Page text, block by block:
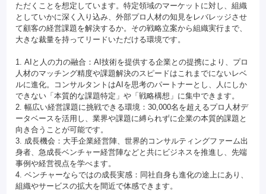
ただくことを想定しています。特定領域のマーケットに対し、組織
としていかに深く入り込み、外部プロ人材の知見をレバレッジさせ
て顧客の経営課題を解決するか。その戦略立案から組織実行まで、
大きな裁量を持ってリードいただける環境です。
1. AIと人の力の融合：AI技術を提供する企業との提携により、プロ
人材のマッチング精度や課題解決のスピードはこれまでにないレベ
ルに進化。コンサルタントはAIを思考のパートナーとし、人にしか
できない「本質的な課題特定」や「戦略構想」に集中できます。
2. 幅広い経営課題に挑戦できる環境：30,000名を超えるプロ人材デ
ータベースを活用し、業界や課題に縛られずに企業の本質的課題と
向き合うことが可能です。
3. 成長機会：大手企業経営陣、世界的コンサルティングファーム出
身者、急成長ベンチャー経営陣などと共にビジネスを推進し、先端
事例や経営視点を学べます。
4. ベンチャーならではの成長実感：同社自身も進化の途上にあり、
組織やサービスの拡大を間近で体感できます。